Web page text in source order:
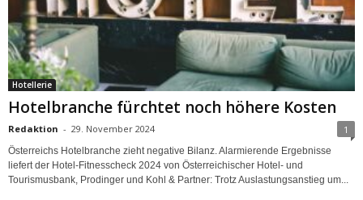
Hotellerie
Hotelbranche fürchtet noch höhere Kosten
Redaktion - 29. November 2024 1
Österreichs Hotelbranche zieht negative Bilanz. Alarmierende Ergebnisse
liefert der Hotel-Fitnesscheck 2024 von Österreichischer Hotel- und
Tourismusbank, Prodinger und Kohl & Partner: Trotz Auslastungsanstieg um...